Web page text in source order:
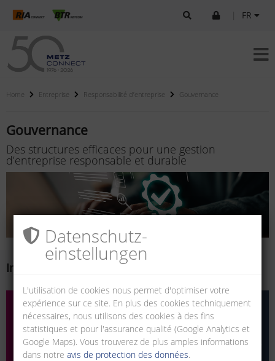
FR
Home Entreprise Responsabilité d’entreprise Gouvernance
Gouvernance
Des structures efficaces pour une gestion
d’entreprise responsable et durable
Intégrité et conformité
Datenschutz­
einstellungen
L'utilisation de cookies nous permet d'optimiser votre
expérience sur ce site. En plus des cookies techniquement
nécessaires, nous utilisons des cookies à des fins
statistiques et pour l'assurance qualité (Google Analytics et
Google Maps). Vous trouverez de plus amples informations
dans notreavis de protection des données.